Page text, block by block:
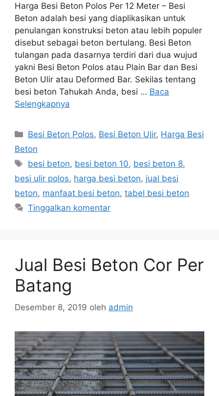
Harga Besi Beton Polos Per 12 Meter – Besi
Beton adalah besi yang diaplikasikan untuk
penulangan konstruksi beton atau lebih populer
disebut sebagai beton bertulang. Besi Beton
tulangan pada dasarnya terdiri dari dua wujud
yakni Besi Beton Polos atau Plain Bar dan Besi
Beton Ulir atau Deformed Bar. Sekilas tentang
besi beton Tahukah Anda, besi … Baca
Selengkapnya
Kategori
Besi Beton Polos, Besi Beton Ulir, Harga Besi
Beton
Tag
besi beton, besi beton 10, besi beton 8,
besi ulir polos, harga besi beton, jual besi
beton, manfaat besi beton, tabel besi beton
Tinggalkan komentar
Jual Besi Beton Cor Per
Batang
Desember 8, 2019 oleh admin